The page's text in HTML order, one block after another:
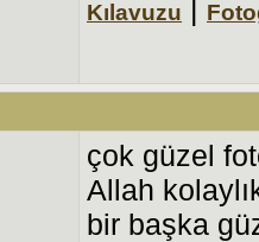
Kılavuzu |
çok güzel
Allah
bir başka